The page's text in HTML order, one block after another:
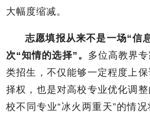
大幅度缩减。
志愿填报从来不是一场“信
次“知情的选择”。 多位高教界
类招生，不仅能够一定程度上
择权，也是对高校专业优化调
校不同专业“冰火两重天”的情